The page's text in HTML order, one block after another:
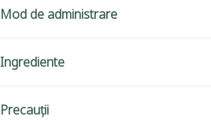
Mod de administrare
Ingrediente
Precauții